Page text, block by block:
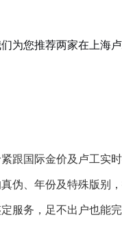
为您推荐两家在上海
跟国际金价及卢工实
伪、年份及特殊版别
服务，足不出户也能